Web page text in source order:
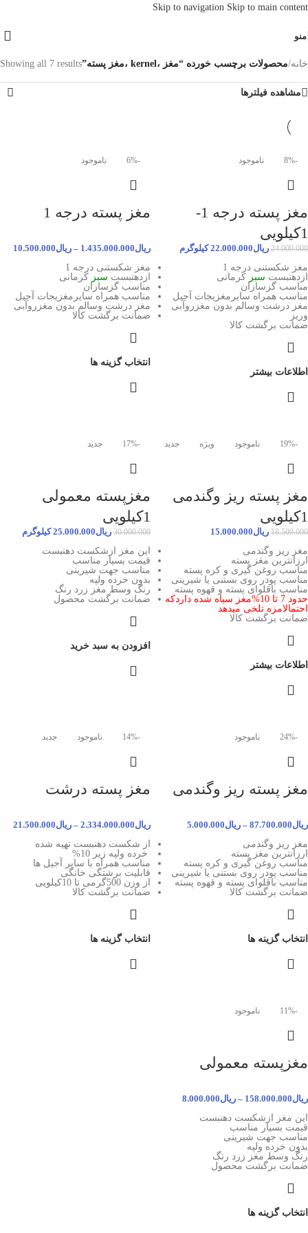
Skip to navigation Skip to main content
منو
خانه/محصولات برچسب خورده “مغز ،kernel ،مغز پسته” Showing all 7 results
مشاهده فیلترها
-8% ناموجود
مغز پسته درجه 1-
1کیلویی
24.000.000 ریال22.000.000 کیلوگرم
مغز شکستنی درجه 1
ازدهنبست سبز کرمانی
مناسب گزسازان
مناسب همراه سایرمغزیجات آجیل
مغز درشت وسالم بدون مغزروآبی
وریز
ضمانت برگشت کالا
اطلاعات بیشتر
-6% ناموجود
مغز پسته درجه 1
ریال1.435.000.000
– ریال10.500.000
مغز شکستنی درجه 1
ازدهنبست سبز کرمانی
مناسب گزسازان
مناسب همراه سایرمغزیجات آجیل
مغز درشت وسالم بدون مغزروآبی
ضمانت برگشت کالا
انتخاب گزینه ها
-19% ناموجود ویژه جدید
مغز پسته ریز وگندمی
1کیلویی
18.500.000 ریال15.000.000
مغز ریز وگندمی
ارزانترین مغز پسته
مناسب روغن گیری و کره پسته
مناسب پودر روی بستنی یا شیرینی
مناسب باقلوای پسته و قهوه پسته
حدود 7 تا 10%مغز سیاه شده داردکه
احتمالامزه تلخی میدهد
ضمانت برگشت کالا
اطلاعات بیشتر
-17% جدید
مغزپسته معمولی
1کیلویی
30.000.000 ریال25.000.000 کیلوگرم
این مغز ازشکست دهنبست
قیمت بسیار مناسب
مناسب جهت شیرینی
بدون خرده ولپه
رنگ وسط مغز زرد رنگ
ضمانت برگشت محصول
افزودن به سبد خرید
-24% ناموجود
مغز پسته ریز وگندمی
ریال87.700.000
– ریال5.000.000
مغز ریز وگندمی
ارزانترین مغز پسته
مناسب روغن گیری و کره پسته
مناسب پودر روی بستنی یا شیرینی
مناسب باقلوای پسته و قهوه پسته
ضمانت برگشت کالا
انتخاب گزینه ها
-14% ناموجود جدید
مغز پسته درشت
ریال2.334.000.000
– ریال21.500.000
از شکست دهنبست تهیه شده
خرده ولپه زیر 10%
مناسب همراه با سایر آجیل ها
قابلیت برشتگی خانگی
از وزن 500گرمی تا 10کیلویی
ضمانت برگشت کالا
انتخاب گزینه ها
-11% ناموجود
مغزپسته معمولی
ریال158.000.000
– ریال8.000.000
این مغز ازشکست دهنبست
قیمت بسیار مناسب
مناسب جهت شیرینی
بدون خرده ولپه
رنگ وسط مغز زرد رنگ
ضمانت برگشت محصول
انتخاب گزینه ها